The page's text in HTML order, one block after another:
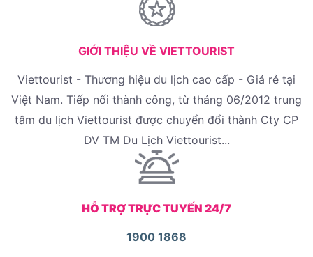
GIỚI THIỆU VỀ VIETTOURIST
Viettourist - Thương hiệu du lịch cao cấp - Giá rẻ tại
Việt Nam. Tiếp nối thành công, từ tháng 06/2012 trung
tâm du lịch Viettourist được chuyển đổi thành Cty CP
DV TM Du Lịch Viettourist...
HỖ TRỢ TRỰC TUYẾN 24/7
1900 1868